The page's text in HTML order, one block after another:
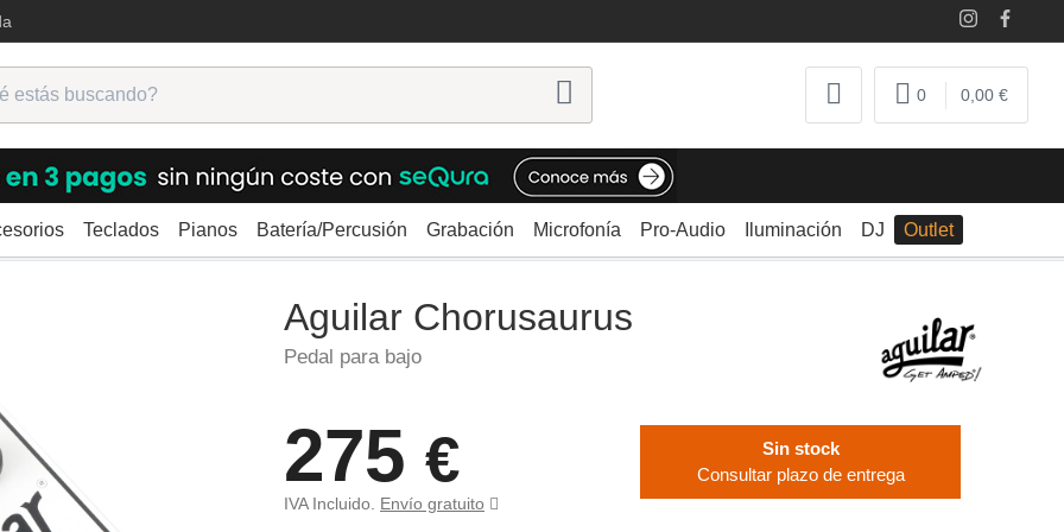
0 0,00 €
Teclados Pianos Batería/Percusión Grabación Microfonía Pro-Audio Iluminación DJ Outlet
Aguilar Chorusaurus
Aguilar Chorusaurus
Pedal para bajo
275 €
IVA Incluido. Envío gratuito
Sin stock
Consultar plazo de entrega